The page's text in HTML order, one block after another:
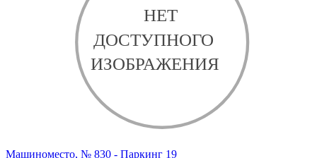
Машиноместо, № 830 - Паркинг 19